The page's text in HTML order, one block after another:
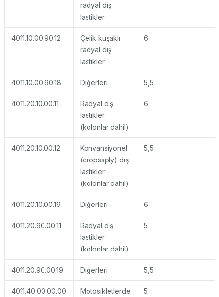
radyal dış
lastikler
4011.10.00.90.12
Çelik kuşaklı
radyal dış
lastikler
6
4011.10.00.90.18 Diğerleri 5,5
4011.20.10.00.11
Radyal dış
lastikler
(kolonlar dahil)
6
4011.20.10.00.12
Konvansiyonel
(cropssply) dış
lastikler
(kolonlar dahil)
5,5
4011.20.10.00.19 Diğerleri 6
4011.20.90.00.11
Radyal dış
lastikler
(kolonlar dahil)
5
4011.20.90.00.19 Diğerleri 5,5
4011.40.00.00.00
Motosikletlerde
5